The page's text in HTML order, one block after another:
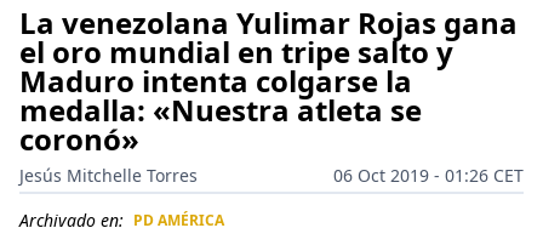
La venezolana Yulimar Rojas gana
el oro mundial en tripe salto y
Maduro intenta colgarse la
medalla: «Nuestra atleta se
coronó»
Jesús Mitchelle Torres
06 Oct 2019 - 01:26 CET
Archivado en: PD AMÉRICA